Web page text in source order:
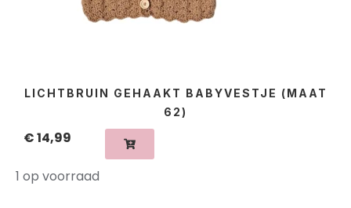
LICHTBRUIN GEHAAKT BABYVESTJE (MAAT
62)
€14,99
1 op voorraad